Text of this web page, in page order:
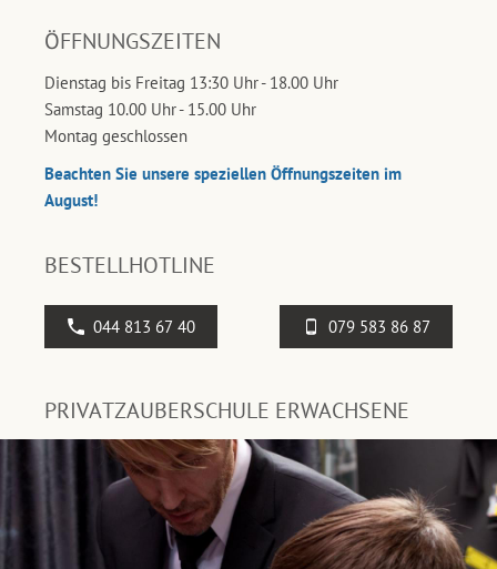
ÖFFNUNGSZEITEN
Dienstag bis Freitag 13:30 Uhr - 18.00 Uhr
Samstag 10.00 Uhr - 15.00 Uhr
Montag geschlossen
Beachten Sie unsere speziellen Öffnungszeiten im
August!
BESTELLHOTLINE
044 813 67 40 079 583 86 87
PRIVATZAUBERSCHULE ERWACHSENE